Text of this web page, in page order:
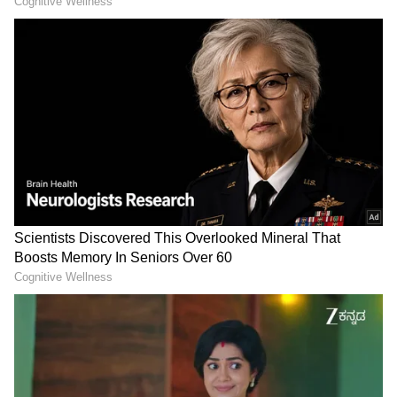
ಈ ಪೈಕಿ 19 ಶಾಲೆಗಳು 1 ರಿಂದ 5ನೇ ತರಗತಿ ಶಾಲೆಗಳಾಗಿವೆ.
ಉಳಿದ ಎರಡು 1 ರಿಂದ 7ನೇ ತರಗತಿ ಶಾಲೆಗಳಾಗಿವೆ.
"ರಾಜಕೀಯ ಬೇಡ, ಸಿನಿಮಾನೇ ಪ್ರಾಣ":
ಕನಕೋತ್ಸವದಲ್ಲಿ ರಿಷಬ್ ಶೆಟ್ಟಿ | Rishab
Shetty speech | Suvarna News
ಶೇ.50 ರಿಂದ ಶೇ.18 ಕ್ಕೆ TAX ಇಳಿಕೆ: ಮೋದಿ-
ಟ್ರಂಪ್ ಐತಿಹಾಸಿಕ ಒಪ್ಪಂದ | India US
Trade Deal | Party Rounds